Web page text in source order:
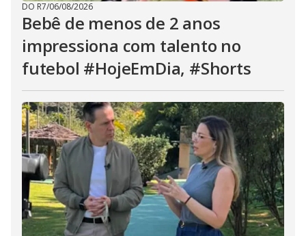
DO R7/06/08/2026
Bebê de menos de 2 anos
impressiona com talento no
futebol #HojeEmDia, #Shorts